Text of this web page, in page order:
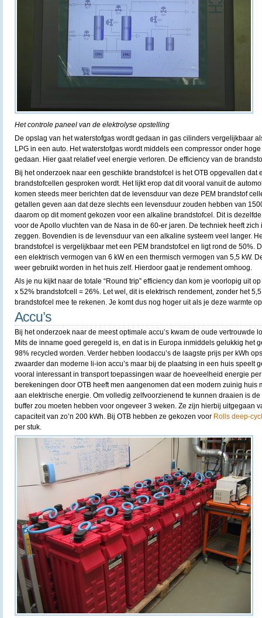
Het controle paneel van de elektrolyse opstelling
De opslag van het waterstofgas wordt gedaan in gas cilinders vergelijkbaar
LPG in een auto. Het waterstofgas wordt middels een compressor onder
gedaan. Hier gaat relatief veel energie verloren. De efficiency van de
Bij het onderzoek naar een geschikte brandstofcel is het OTB opgevallen dat
brandstofcellen gesproken wordt. Het lijkt erop dat dit vooral vanuit de
komen steeds meer berichten dat de levensduur van deze PEM brandstof
getallen geven aan dat deze slechts een levensduur zouden hebben van
daarom op dit moment gekozen voor een alkaline brandstofcel. Dit is
voor de Apollo vluchten van de Nasa in de 60-er jaren. De techniek heeft
zeggen. Bovendien is de levensduur van een alkaline systeem veel langer.
brandstofcel is vergelijkbaar met een PEM brandstofcel en ligt rond de 50%.
een elektrisch vermogen van 6 kW en een thermisch vermogen van 5,5 kW.
weer gebruikt worden in het huis zelf. Hierdoor gaat je rendement omhoog.
Als je nu kijkt naar de totale “Round trip” efficiency dan kom je voorlopig uit
x 52% brandstofcell = 26%. Let wel, dit is elektrisch rendement, zonder het
brandstofcel mee te rekenen. Je komt dus nog hoger uit als je deze warmte
Accu’s
Bij het onderzoek naar de meest optimale accu’s kwam de oude vertrouwde
Mits de inname goed geregeld is, en dat is in Europa inmiddels gelukkig het
98% recycled worden. Verder hebben loodaccu’s de laagste prijs per kWh
zwaarder dan moderne li-ion accu’s maar bij de plaatsing in een huis speelt
vooral interessant in transport toepassingen waar de hoeveelheid energie
berekeningen door OTB heeft men aangenomen dat een modern zuinig huis
aan elektrische energie. Om volledig zelfvoorzienend te kunnen draaien is
buffer zou moeten hebben voor ongeveer 3 weken. Ze zijn hierbij uitgegaan
capaciteit van zo’n 200 kWh. Bij OTB hebben ze gekozen voor Rolls deep-
per stuk.